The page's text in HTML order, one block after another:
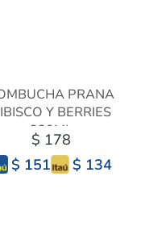
PRANA
Y BERRIES
330ML
$ 178
$ 151
$ 134